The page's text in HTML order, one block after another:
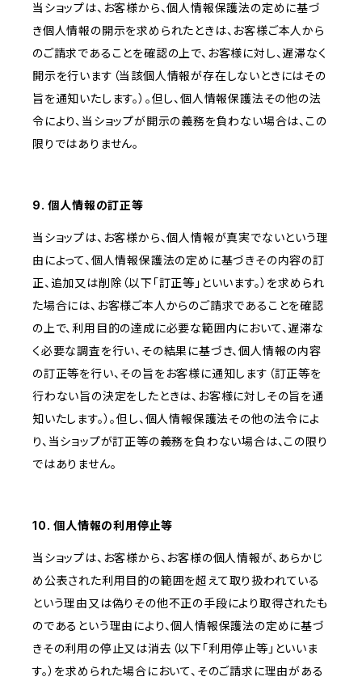
当ショップは、お客様から、個人情報保護法の定めに基づ
き個人情報の開示を求められたときは、お客様ご本人から
のご請求であることを確認の上で、お客様に対し、遅滞なく
開示を行います（当該個人情報が存在しないときにはその
旨を通知いたします。）。但し、個人情報保護法その他の法
令により、当ショップが開示の義務を負わない場合は、この
限りではありません。
9. 個人情報の訂正等
当ショップは、お客様から、個人情報が真実でないという理
由によって、個人情報保護法の定めに基づきその内容の訂
正、追加又は削除（以下「訂正等」といいます。）を求められ
た場合には、お客様ご本人からのご請求であることを確認
の上で、利用目的の達成に必要な範囲内において、遅滞な
く必要な調査を行い、その結果に基づき、個人情報の内容
の訂正等を行い、その旨をお客様に通知します（訂正等を
行わない旨の決定をしたときは、お客様に対しその旨を通
知いたします。）。但し、個人情報保護法その他の法令によ
り、当ショップが訂正等の義務を負わない場合は、この限り
ではありません。
10. 個人情報の利用停止等
当ショップは、お客様から、お客様の個人情報が、あらかじ
め公表された利用目的の範囲を超えて取り扱われている
という理由又は偽りその他不正の手段により取得されたも
のであるという理由により、個人情報保護法の定めに基づ
きその利用の停止又は消去（以下「利用停止等」といいま
す。）を求められた場合において、そのご請求に理由がある